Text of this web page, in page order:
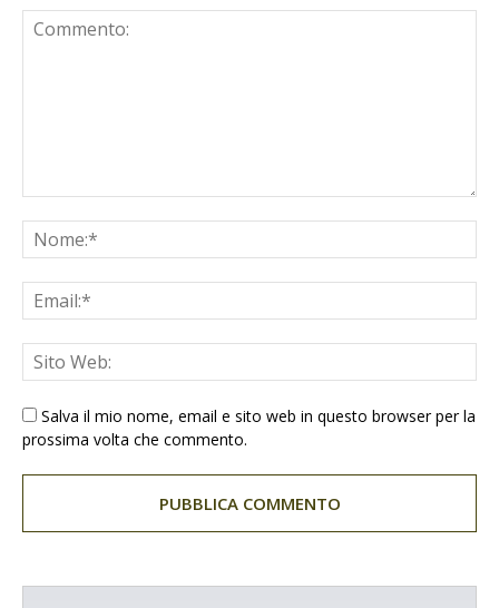
Salva il mio nome, email e sito web in questo browser per la
prossima volta che commento.